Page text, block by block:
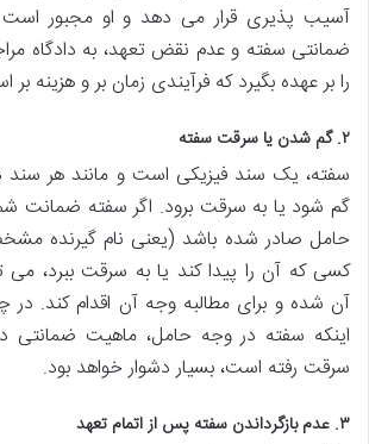
آسیب پذیری قرار می دهد و او مجبور است
ضمانتی سفته و عدم نقض تعهد، به دادگاه
را بر عهده بگیرد که فرآیندی زمان بر و هزینه
۲. گم شدن یا سرقت سفته
سفته، یک سند فیزیکی است و مانند هر
گم شود یا به سرقت برود. اگر سفته ضمانت
حامل صادر شده باشد (یعنی نام گیرنده
کسی که آن را پیدا کند یا به سرقت ببرد، می
آن شده و برای مطالبه وجه آن اقدام کند. در
اینکه سفته در وجه حامل، ماهیت ضمانتی
سرقت رفته است، بسیار دشوار خواهد بود.
۳. عدم بازگرداندن سفته پس از اتمام تعهد